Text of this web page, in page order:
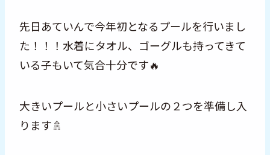
先日あていんで今年初となるプールを行いまし
た！！！水着にタオル、ゴーグルも持ってきて
いる子もいて気合十分です🔥
大きいプールと小さいプールの２つを準備し入
ります🚿